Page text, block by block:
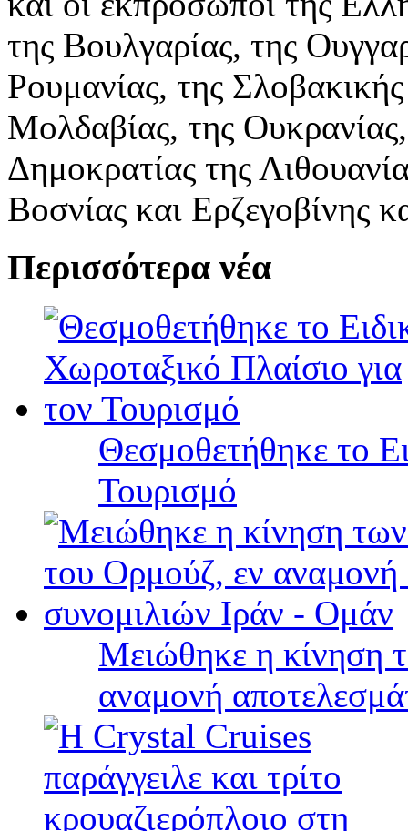
της Βουλγαρίας, της
Ρουμανίας, της
Μολδαβίας, της
Δημοκρατίας της
Βοσνίας και Ερζεγοβίνης
Περισσότερα νέα
Θεσμοθετήθηκε το
Τουρισμό
Μειώθηκε η κίνηση
αναμονή